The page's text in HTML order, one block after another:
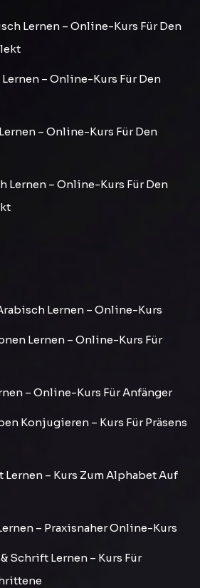
Lernen – Online-Kurs Für Den
– Online-Kurs Für Den
– Online-Kurs Für Den
Lernen – Online-Kurs Für Den
Lernen – Online-Kurs
Lernen – Online-Kurs Für
– Online-Kurs Für Anfänger
Konjugieren – Kurs Für Präsens
– Kurs Zum Alphabet Auf
– Praxisnaher Online-Kurs
Schrift Lernen – Kurs Für